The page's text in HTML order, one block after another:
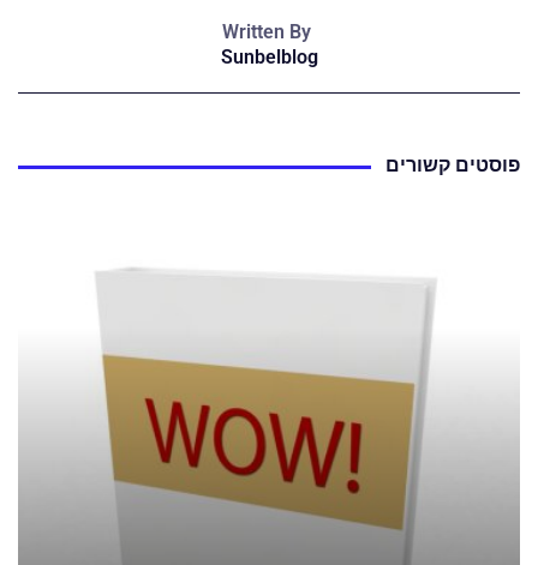
Written By
Sunbelblog
פוסטים קשורים